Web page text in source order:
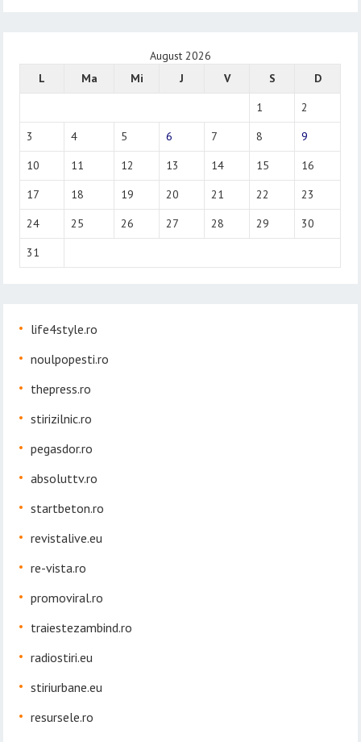
August 2026
L
Ma Mi J V S
D
1
2
3
4 5 6 7 8
9
10
11 12 13 14 15
16
17
18 19 20 21 22
23
24
25 26 27 28 29
30
31
life4style.ro
noulpopesti.ro
thepress.ro
stirizilnic.ro
pegasdor.ro
absoluttv.ro
startbeton.ro
revistalive.eu
re-vista.ro
promoviral.ro
traiestezambind.ro
radiostiri.eu
stiriurbane.eu
resursele.ro